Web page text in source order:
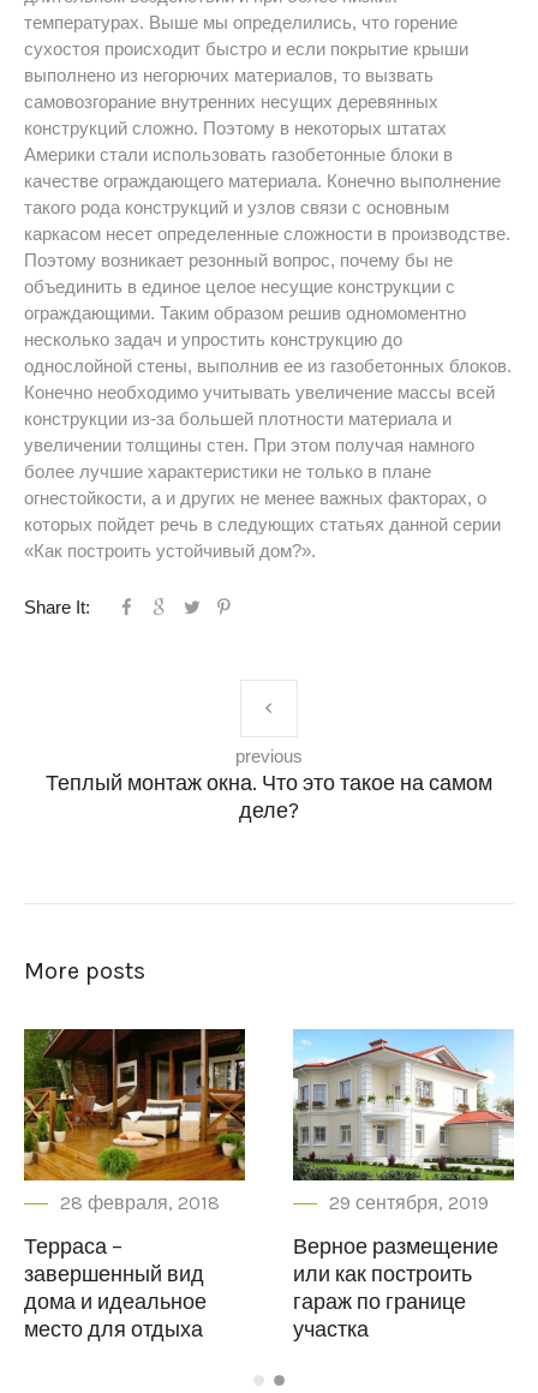
температурах. Выше мы определились, что горение
сухостоя происходит быстро и если покрытие крыши
выполнено из негорючих материалов, то вызвать
самовозгорание внутренних несущих деревянных
конструкций сложно. Поэтому в некоторых штатах
Америки стали использовать газобетонные блоки в
качестве ограждающего материала. Конечно выполнение
такого рода конструкций и узлов связи с основным
каркасом несет определенные сложности в производстве.
Поэтому возникает резонный вопрос, почему бы не
объединить в единое целое несущие конструкции с
ограждающими. Таким образом решив одномоментно
несколько задач и упростить конструкцию до
однослойной стены, выполнив ее из газобетонных блоков.
Конечно необходимо учитывать увеличение массы всей
конструкции из-за большей плотности материала и
увеличении толщины стен. При этом получая намного
более лучшие характеристики не только в плане
огнестойкости, а и других не менее важных факторах, о
которых пойдет речь в следующих статьях данной серии
«Как построить устойчивый дом?».
Share It:
Теплый монтаж окна. Что это такое на самом
деле?
previous
More posts
2018
от
при
дома в
28 февраля, 2018
завершенный вид
дома и идеальное
место для отдыха
29
Верное
или как
гараж